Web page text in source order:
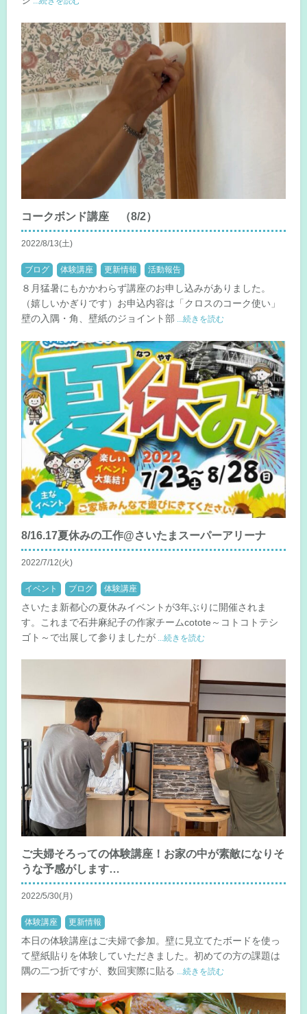
コークボンド講座 （8/2）
2022/8/13(土)
ブログ 体験講座 更新情報 活動報告
８月猛暑にもかかわらず講座のお申し込みがありました。
（嬉しいかぎりです）お申込内容は「クロスのコーク使い」
壁の入隅・角、壁紙のジョイント部 ...続きを読む
8/16.17夏休みの工作@さいたまスーパーアリーナ
2022/7/12(火)
イベント ブログ 体験講座
さいたま新都心の夏休みイベントが3年ぶりに開催されま
す。これまで石井麻紀子の作家チームcotote～コトコトテシ
ゴト～で出展して参りましたが ...続きを読む
ご夫婦そろっての体験講座！お家の中が素敵になりそ
うな予感がします…
2022/5/30(月)
体験講座 更新情報
本日の体験講座はご夫婦で参加。壁に見立てたボードを使っ
て壁紙貼りを体験していただきました。初めての方の課題は
隅の二つ折ですが、数回実際に貼る ...続きを読む